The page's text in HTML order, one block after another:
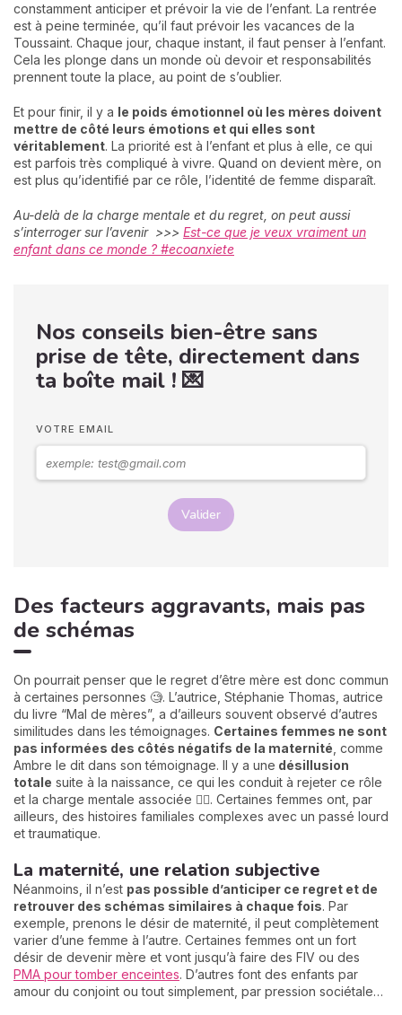
constamment anticiper et prévoir la vie de l’enfant. La rentrée
est à peine terminée, qu’il faut prévoir les vacances de la
Toussaint. Chaque jour, chaque instant, il faut penser à l’enfant.
Cela les plonge dans un monde où devoir et responsabilités
prennent toute la place, au point de s’oublier.
Et pour finir, il y a le poids émotionnel où les mères doivent
mettre de côté leurs émotions et qui elles sont
véritablement. La priorité est à l’enfant et plus à elle, ce qui
est parfois très compliqué à vivre. Quand on devient mère, on
est plus qu’identifié par ce rôle, l’identité de femme disparaît.
Au-delà de la charge mentale et du regret, on peut aussi
s’interroger sur l’avenir >>> Est-ce que je veux vraiment un
enfant dans ce monde ? #ecoanxiete
Nos conseils bien-être sans
prise de tête, directement dans
ta boîte mail ! 💌
VOTRE EMAIL
Valider
Des facteurs aggravants, mais pas
de schémas
On pourrait penser que le regret d’être mère est donc commun
à certaines personnes 🧐. L’autrice, Stéphanie Thomas, autrice
du livre “Mal de mères”, a d’ailleurs souvent observé d’autres
similitudes dans les témoignages. Certaines femmes ne sont
pas informées des côtés négatifs de la maternité, comme
Ambre le dit dans son témoignage. Il y a une désillusion
totale suite à la naissance, ce qui les conduit à rejeter ce rôle
et la charge mentale associée 🙅‍♀️. Certaines femmes ont, par
ailleurs, des histoires familiales complexes avec un passé lourd
et traumatique.
La maternité, une relation subjective
Néanmoins, il n’est pas possible d’anticiper ce regret et de
retrouver des schémas similaires à chaque fois. Par
exemple, prenons le désir de maternité, il peut complètement
varier d’une femme à l’autre. Certaines femmes ont un fort
désir de devenir mère et vont jusqu’à faire des FIV ou des
PMA pour tomber enceintes. D’autres font des enfants par
amour du conjoint ou tout simplement, par pression sociétale…